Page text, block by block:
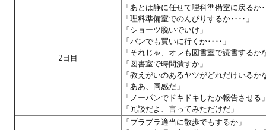
Age of Pirates: Caribbean Tales Remaster Fan Edition
Корсары 3 Сундук мертвеца Remaster Fan Edition
Sea Dogs - City of Abandoned Ships Remaster Fan Edition
Sea Dogs Remaster Fan Edition
НОВОСТИ ПОРТАЛА
2日目
「あとは静に任せて理科準備室に戻る
「理科準備室でのんびりするか‥‥」
「ショーツ脱いでいけ」
「パンでも買いに行くか‥‥」
「それじゃ、オレも図書室で読書するか
「図書室で時間潰すか」
「教えがいのあるヤツがどれだけいるか
「ああ、同感だ」
「ノーパンでドキドキしたか報告させる
「冗談だよ、言ってみただけだ」
「ブラブラ適当に散歩でもするか」